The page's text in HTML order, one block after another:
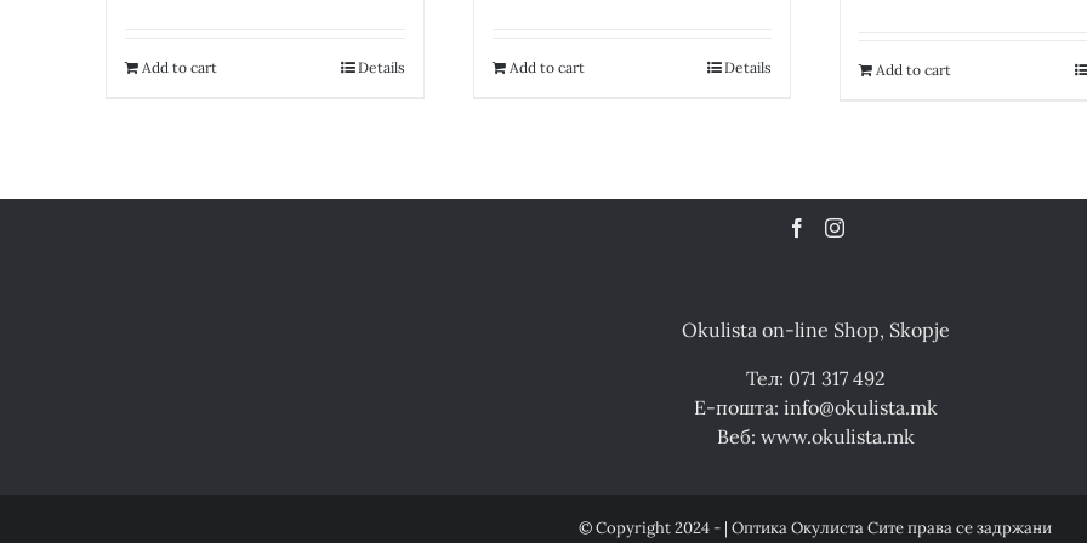
Add to cart Details Add to cart Details
31,700.00
Add to cart
Okulista on-line Shop, Skopje
Тел: 071 317 492
Е-пошта: info@okulista.mk
Веб: www.okulista.mk
© Copyright 2024 - | Оптика Окулиста Сите права се задржани